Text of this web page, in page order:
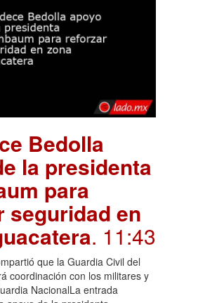
Bedolla
la presidenta
para
seguridad en
. 11:43
que la Guardia Civil del
coordinación con los militares y
NacionalLa entrada